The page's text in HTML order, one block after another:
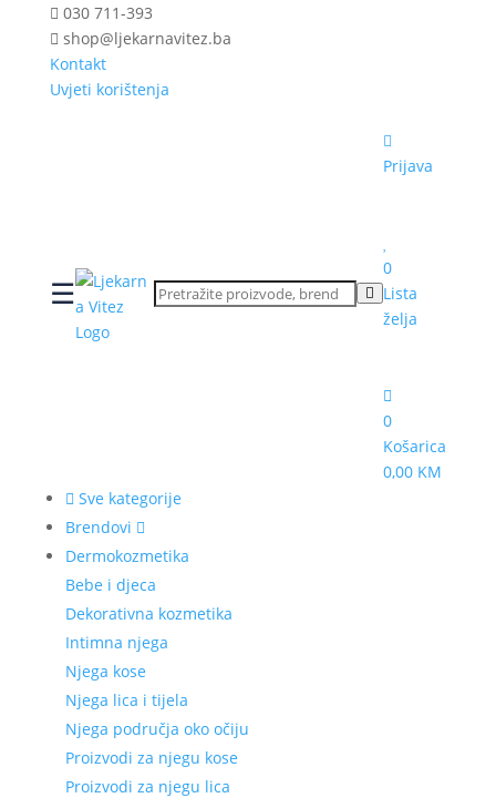
030 711-393
shop@ljekarnavitez.ba
Kontakt
Uvjeti korištenja
☰
Prijava
0
Lista
želja
0
Košarica
0,00 KM
Sve kategorije
Brendovi
Dermokozmetika
Bebe i djeca
Dekorativna kozmetika
Intimna njega
Njega kose
Njega lica i tijela
Njega područja oko očiju
Proizvodi za njegu kose
Proizvodi za njegu lica